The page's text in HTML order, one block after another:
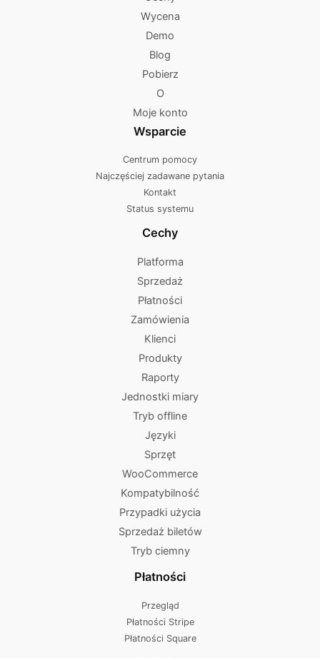
Wycena
Demo
Blog
Pobierz
O
Moje konto
Wsparcie
Centrum pomocy
Najczęściej zadawane pytania
Kontakt
Status systemu
Cechy
Platforma
Sprzedaż
Płatności
Zamówienia
Klienci
Produkty
Raporty
Jednostki miary
Tryb offline
Języki
Sprzęt
WooCommerce
Kompatybilność
Przypadki użycia
Sprzedaż biletów
Tryb ciemny
Płatności
Przegląd
Płatności Stripe
Płatności Square